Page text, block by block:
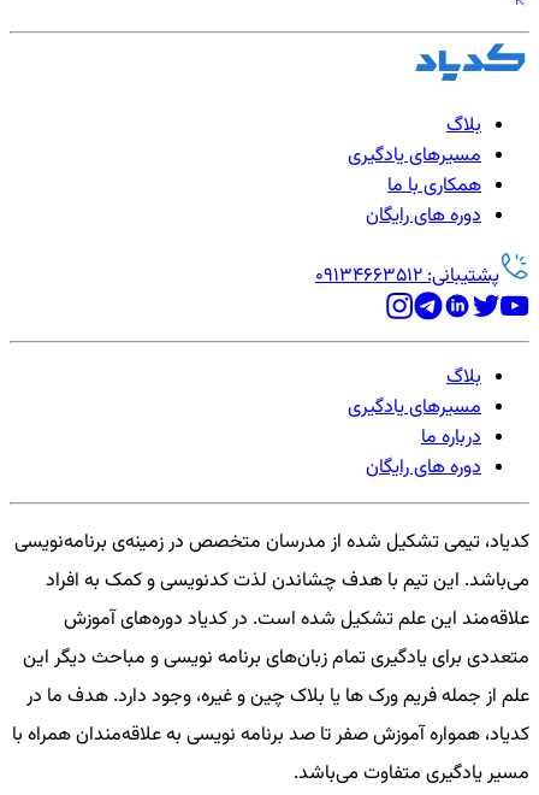
بلاگ
مسیرهای یادگیری
همکاری با ما
دوره های رایگان
پشتیبانی: 09134663512
بلاگ
مسیرهای یادگیری
درباره ما
دوره های رایگان
کدیاد، تیمی تشکیل شده از مدرسان متخصص در زمینه‌ی برنامه‌نویسی
می‌باشد. این تیم با هدف چشاندن لذت کدنویسی و کمک به افراد
علاقه‌مند این علم تشکیل شده است. در کدیاد دوره‌های آموزش
متعددی برای یادگیری تمام زبان‌های برنامه نویسی و مباحث دیگر این
علم از جمله فریم ورک ها یا بلاک چین و غیره، وجود دارد. هدف ما در
کدیاد، همواره آموزش صفر تا صد برنامه نویسی به علاقه‌مندان همراه با
مسیر یادگیری متفاوت می‌باشد.